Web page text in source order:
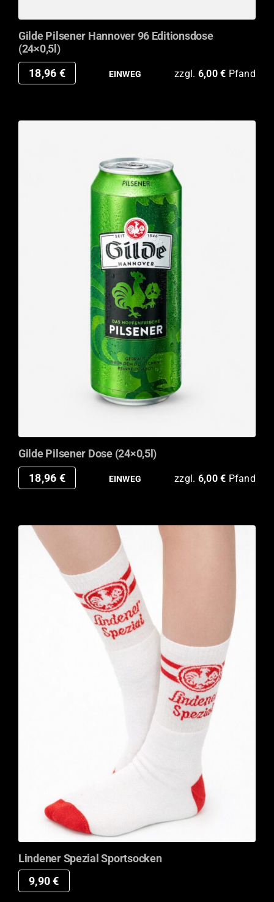
Gilde Pilsener Hannover 96 Editionsdose
(24×0,5l)
18,96 € EINWEG zzgl. 6,00€ Pfand
Gilde Pilsener Dose (24×0,5l)
18,96 € EINWEG zzgl. 6,00€ Pfand
Lindener Spezial Sportsocken
9,90€